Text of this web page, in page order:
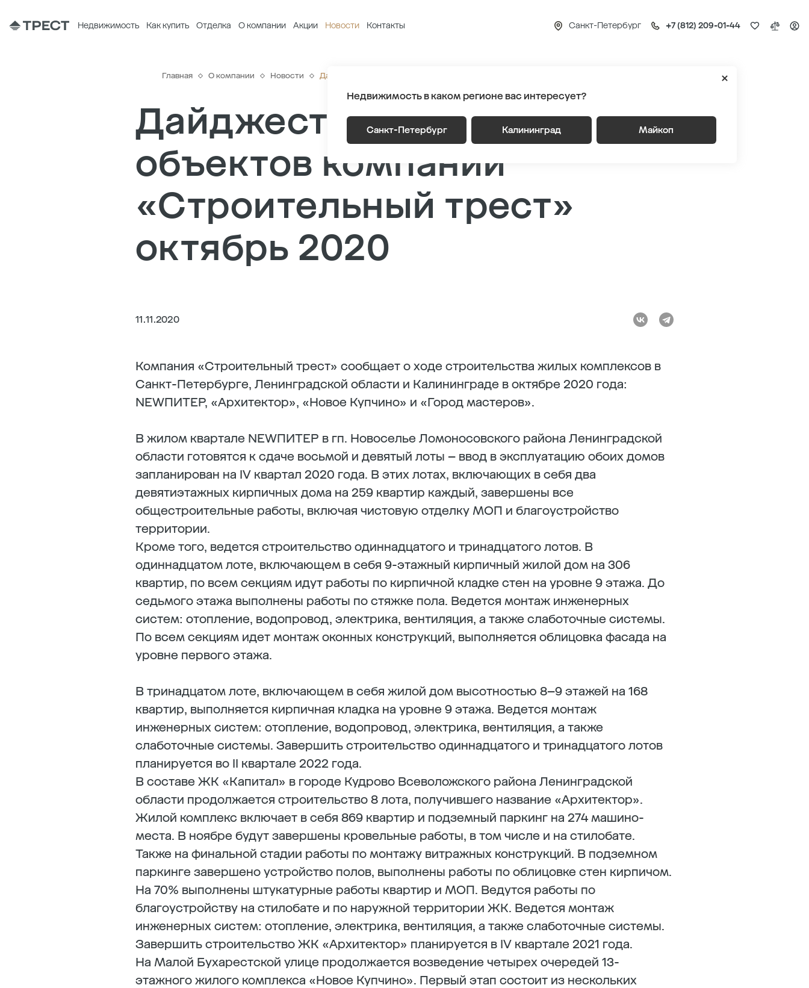
Недвижимость Как купить Отделка О компании Акции Новости Контакты Санкт-Петербург +7 (812) 209-01-44
Недвижимость в каком регионе вас интересует?
Санкт-Петербург Калининград Майкоп
Главная О компании Новости Дайджест строительства объектов компании «Строительный трест» октябрь 2020
Дайджест строительства
объектов компании
«Строительный трест»
октябрь 2020
11.11.2020
Компания «Строительный трест» сообщает о ходе строительства жилых комплексов в
Санкт-Петербурге, Ленинградской области и Калининграде в октябре 2020 года:
NEWПИТЕР, «Архитектор», «Новое Купчино» и «Город мастеров».
В жилом квартале NEWПИТЕР в гп. Новоселье Ломоносовского района Ленинградской
области готовятся к сдаче восьмой и девятый лоты – ввод в эксплуатацию обоих домов
запланирован на IV квартал 2020 года. В этих лотах, включающих в себя два
девятиэтажных кирпичных дома на 259 квартир каждый, завершены все
общестроительные работы, включая чистовую отделку МОП и благоустройство
территории.
Кроме того, ведется строительство одиннадцатого и тринадцатого лотов. В
одиннадцатом лоте, включающем в себя 9-этажный кирпичный жилой дом на 306
квартир, по всем секциям идут работы по кирпичной кладке стен на уровне 9 этажа. До
седьмого этажа выполнены работы по стяжке пола. Ведется монтаж инженерных
систем: отопление, водопровод, электрика, вентиляция, а также слаботочные системы.
По всем секциям идет монтаж оконных конструкций, выполняется облицовка фасада на
уровне первого этажа.
В тринадцатом лоте, включающем в себя жилой дом высотностью 8–9 этажей на 168
квартир, выполняется кирпичная кладка на уровне 9 этажа. Ведется монтаж
инженерных систем: отопление, водопровод, электрика, вентиляция, а также
слаботочные системы. Завершить строительство одиннадцатого и тринадцатого лотов
планируется во II квартале 2022 года.
В составе ЖК «Капитал» в городе Кудрово Всеволожского района Ленинградской
области продолжается строительство 8 лота, получившего название «Архитектор».
Жилой комплекс включает в себя 869 квартир и подземный паркинг на 274 машино-
места. В ноябре будут завершены кровельные работы, в том числе и на стилобате.
Также на финальной стадии работы по монтажу витражных конструкций. В подземном
паркинге завершено устройство полов, выполнены работы по облицовке стен кирпичом.
На 70% выполнены штукатурные работы квартир и МОП. Ведутся работы по
благоустройству на стилобате и по наружной территории ЖК. Ведется монтаж
инженерных систем: отопление, электрика, вентиляция, а также слаботочные системы.
Завершить строительство ЖК «Архитектор» планируется в IV квартале 2021 года.
На Малой Бухарестской улице продолжается возведение четырех очередей 13-
этажного жилого комплекса «Новое Купчино». Первый этап состоит из нескольких